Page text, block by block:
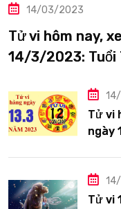
14/03/2023
Tử vi hôm nay,
14/3/2023: Tuổi
Tử vi
ngày
Tử vi